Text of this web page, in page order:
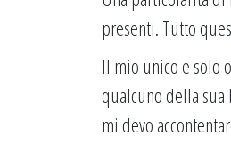
presenti. Tutto
Il mio unico e solo
qualcuno della sua
mi devo